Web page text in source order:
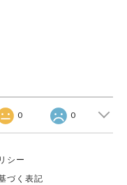
0 0
シー
づく表記